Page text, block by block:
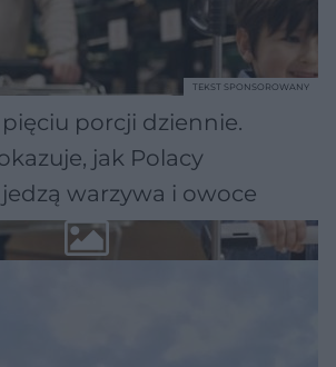
porcji dziennie.
jak Polacy
warzywa i owoce
TEKST SPONSOROWANY